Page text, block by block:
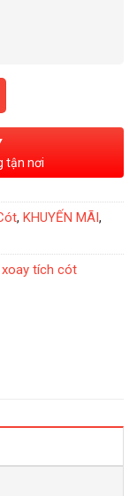
Paul Design số
tận nơi
, KHUYẾN MÃI,
tích cót